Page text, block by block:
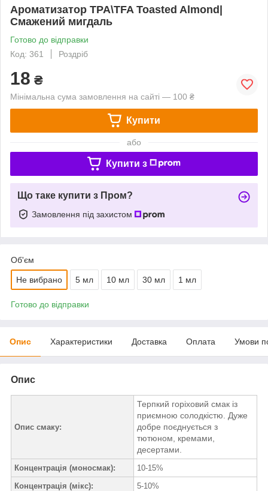
Ароматизатор TPA\TFA Toasted Almond|
Смажений мигдаль
Готово до відправки
Код: 361
Роздріб
18 ₴
Мінімальна сума замовлення на сайті — 100 ₴
Купити
або
Купити з
Що таке купити з Пром?
Замовлення під захистом
Об'єм
Не вибрано 5 мл 10 мл 30 мл 1 мл
Готово до відправки
Опис Характеристики Доставка Оплата Умови
Опис
Опис смаку:
Терпкий горіховий смак із
приємною солодкістю. Дуже
добре поєднується з
тютюном, кремами,
десертами.
Концентрація (моносмак):
10-15%
Концентрація (мікс):
5-10%